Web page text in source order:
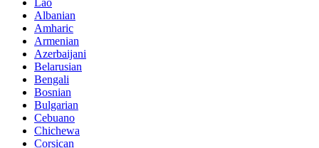
Albanian
Amharic
Armenian
Azerbaijani
Belarusian
Bengali
Bosnian
Bulgarian
Cebuano
Chichewa
Corsican